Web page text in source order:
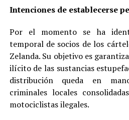
Intenciones de establecerse
Por el momento se ha
temporal de socios de los
Zelanda. Su objetivo es
ilícito de las sustancias
distribución queda en
criminales locales
motociclistas ilegales.